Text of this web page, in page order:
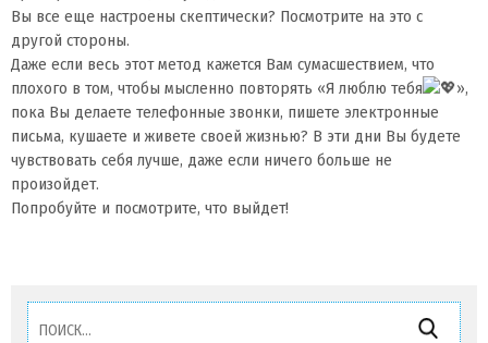
Вы все еще настроены скептически? Посмотрите на это с
другой стороны.
Даже если весь этот метод кажется Вам сумасшествием, что
плохого в том, чтобы мысленно повторять «Я люблю тебя
»,
пока Вы делаете телефонные звонки, пишете электронные
письма, кушаете и живете своей жизнью? B эти дни Вы будете
чувствовать себя лучше, даже если ничего больше не
произойдет.
Попробуйте и посмотрите, что выйдет!
Найти: